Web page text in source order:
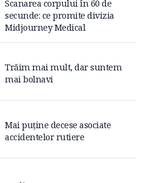
Scanarea corpului în 60 de
secunde: ce promite divizia
Midjourney Medical
Trăim mai mult, dar suntem
mai bolnavi
Mai puține decese asociate
accidentelor rutiere